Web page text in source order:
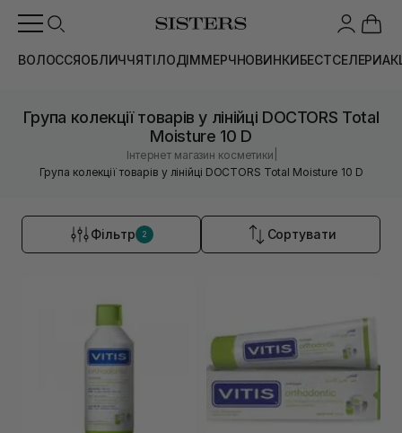
ВОЛОССЯОБЛИЧЧЯТІЛОДІММЕРЧНОВИНКИБЕСТСЕЛЕРИ
Група колекції товарів у лінійці DOCTORS Total
Moisture 10 D
Інтернет магазин косметики
Група колекції товарів у лінійці DOCTORS Total Moisture 10 D
Фільтр 2 Сортувати